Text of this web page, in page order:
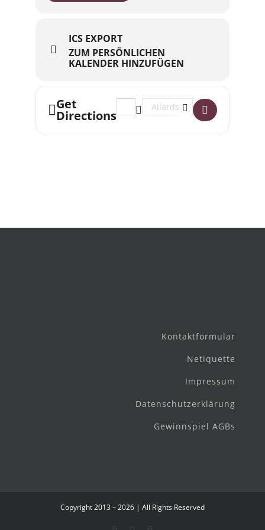
ICS EXPORT
ZUM PERSÖNLICHEN
KALENDER HINZUFÜGEN
Get
Directions
Address - Los Cuban Boys Live im
Destination Address - Los
Kontaktformular
Netiquette
Impressum
Datenschutzerklärung
Gewinnspiel AGBs
Copyright 2013 – 2026 | All Rights Reserved